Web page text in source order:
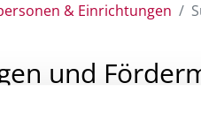
& Einrichtungen
und
für ein Projekt oder ein